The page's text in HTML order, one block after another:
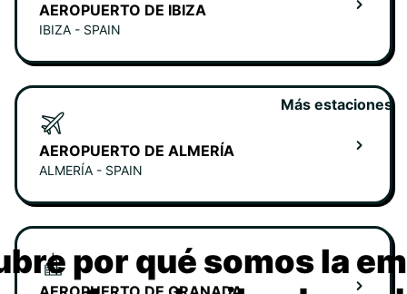
AEROPUERTO DE IBIZA
IBIZA - SPAIN
AEROPUERTO DE ALMERÍA
ALMERÍA - SPAIN
Más estaciones
por qué somos la